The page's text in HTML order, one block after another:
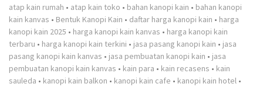
atap kain rumah • atap kain toko • bahan kanopi kain • bahan kanopi
kain kanvas • Bentuk Kanopi Kain • daftar harga kanopi kain • harga
kanopi kain 2025 • harga kanopi kain kanvas • harga kanopi kain
terbaru • harga kanopi kain terkini • jasa pasang kanopi kain • jasa
pasang kanopi kain kanvas • jasa pembuatan kanopi kain • jasa
pembuatan kanopi kain kanvas • kain para • kain recasens • kain
sauleda • kanopi kain balkon • kanopi kain cafe • kanopi kain hotel •